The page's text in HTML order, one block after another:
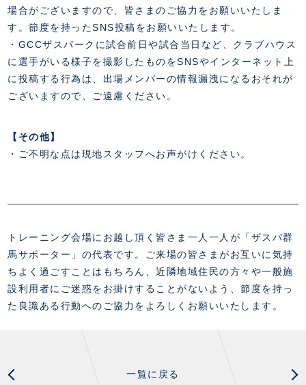
場合がございますので、皆さまのご協力をお願いいたしま
す。節度を持ったSNS投稿をお願いいたします。
・GCCザスパークに試合前日や試合当日など、クラブハウス
に選手がいる様子を撮影したものをSNSやインターネット上
に投稿する行為は、出場メンバーの情報漏洩になるおそれが
ございますので、ご遠慮ください。
【その他】
・ご不明な点は現地スタッフへお声がけください。
トレーニング会場にお越し頂く皆さま一人一人が「ザスパ群
馬サポーター」の代表です。ご来場の皆さまがお互いに気持
ちよく過ごすことはもちろん、近隣地域住民の方々や一般施
設利用者にご迷惑をお掛けすることがないよう、節度を持っ
た良識ある行動へのご協力をよろしくお願いいたします。
一覧に戻る